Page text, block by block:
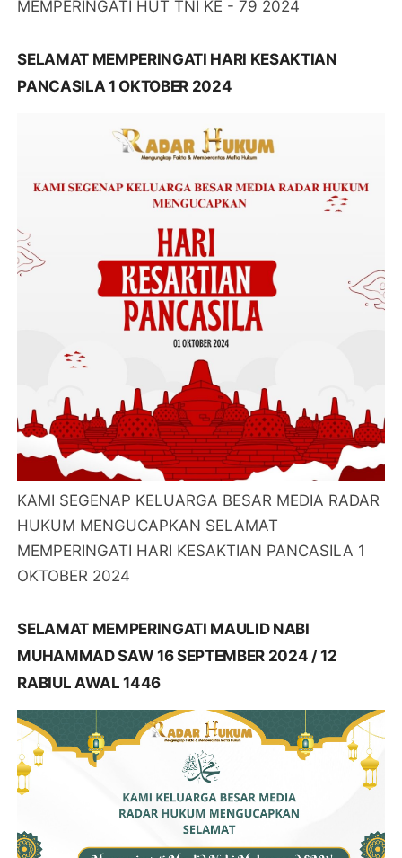
MEMPERINGATI HUT TNI KE - 79 2024
SELAMAT MEMPERINGATI HARI KESAKTIAN
PANCASILA 1 OKTOBER 2024
KAMI SEGENAP KELUARGA BESAR MEDIA RADAR
HUKUM MENGUCAPKAN SELAMAT
MEMPERINGATI HARI KESAKTIAN PANCASILA 1
OKTOBER 2024
SELAMAT MEMPERINGATI MAULID NABI
MUHAMMAD SAW 16 SEPTEMBER 2024 / 12
RABIUL AWAL 1446